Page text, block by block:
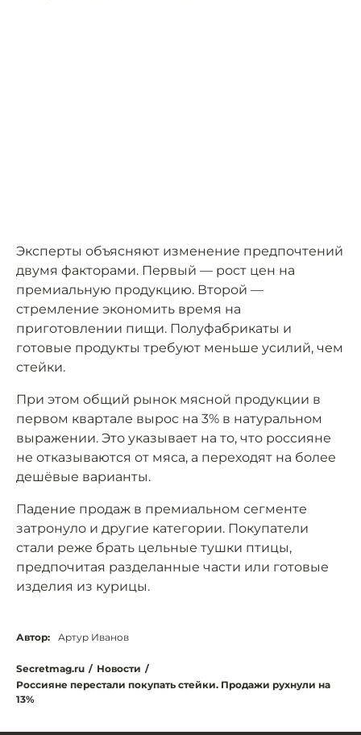
Эксперты объясняют изменение предпочтений
двумя факторами. Первый — рост цен на
премиальную продукцию. Второй —
стремление экономить время на
приготовлении пищи. Полуфабрикаты и
готовые продукты требуют меньше усилий, чем
стейки.
При этом общий рынок мясной продукции в
первом квартале вырос на 3% в натуральном
выражении. Это указывает на то, что россияне
не отказываются от мяса, а переходят на более
дешёвые варианты.
Падение продаж в премиальном сегменте
затронуло и другие категории. Покупатели
стали реже брать цельные тушки птицы,
предпочитая разделанные части или готовые
изделия из курицы.
Автор: Артур Иванов
Secretmag.ru / Новости /
Россияне перестали покупать стейки. Продажи рухнули на
13%